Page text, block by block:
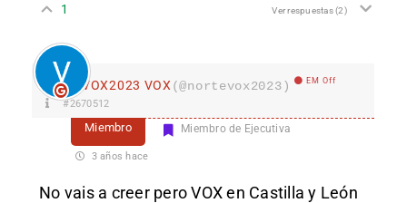
1 Ver respuestas(2)
VOX2023 VOX (@nortevox2023) EM Off
#2670512
Miembro Miembro de Ejecutiva
3 años hace
No vais a creer pero VOX en Castilla y León